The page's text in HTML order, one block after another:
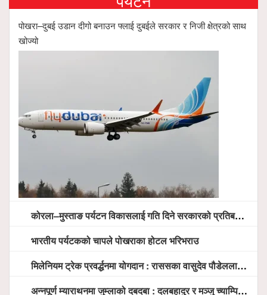
पोखरा–दुबई उडान दीगो बनाउन फ्लाई दुबईले सरकार र निजी क्षेत्रको साथ
खोज्यो
कोरला–मुस्ताङ पर्यटन विकासलाई गति दिने सरकारको प्रतिबद्धता, स्थानीय सरोकारवालासँग व्यापक छलफल
भारतीय पर्यटकको चापले पोखराका होटल भरिभराउ
मिलेनियम ट्रेक प्रवर्द्धनमा योगदान : राससका वासुदेव पौडेललाई ‘मिलेनियम ट्रेक अवार्ड’ प्रदान गरिने
अन्नपूर्ण म्याराथनमा जुम्लाको दबदबा : दलबहादुर र मञ्जु च्याम्पियन, नगदसहित भव्य सम्मान